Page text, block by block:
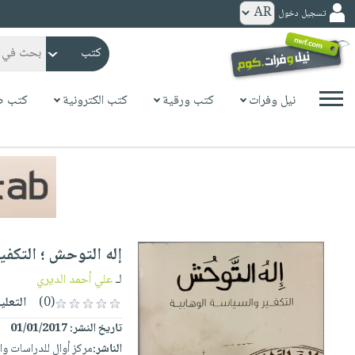
كتب
ورقية
المواضيع
صفحات
مشوقة
الكترونية
حديثاً
مبيعاً
masmu3
حدود
تسجيل دخول
نيل وفرات كتب ورقية كتب الكترونية كتب
إله التوحش ؛
لـعلي أحمد الديري
(0)
تاريخ النشر:01/01/2017
الناشر:مركز أوال للدراسات